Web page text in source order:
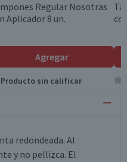
Regular Nosotras
Aplicador 8 un.
Agregar
Producto sin calificar
redondeada. Al
y no pellizca. El